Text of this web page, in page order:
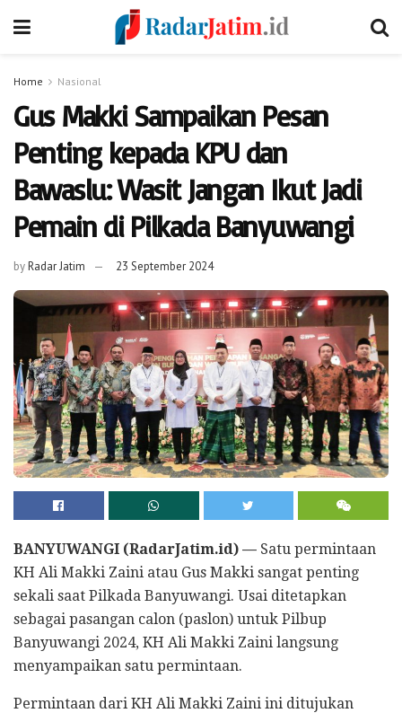
Home Nasional
Gus Makki Sampaikan Pesan
Penting kepada KPU dan
Bawaslu: Wasit Jangan Ikut Jadi
Pemain di Pilkada Banyuwangi
byRadar Jatim 23 September 2024
BANYUWANGI (RadarJatim.id) — Satu permintaan
KH Ali Makki Zaini atau Gus Makki sangat penting
sekali saat Pilkada Banyuwangi. Usai ditetapkan
sebagai pasangan calon (paslon) untuk Pilbup
Banyuwangi 2024, KH Ali Makki Zaini langsung
menyampaikan satu permintaan.
Permintaan dari KH Ali Makki Zaini ini ditujukan